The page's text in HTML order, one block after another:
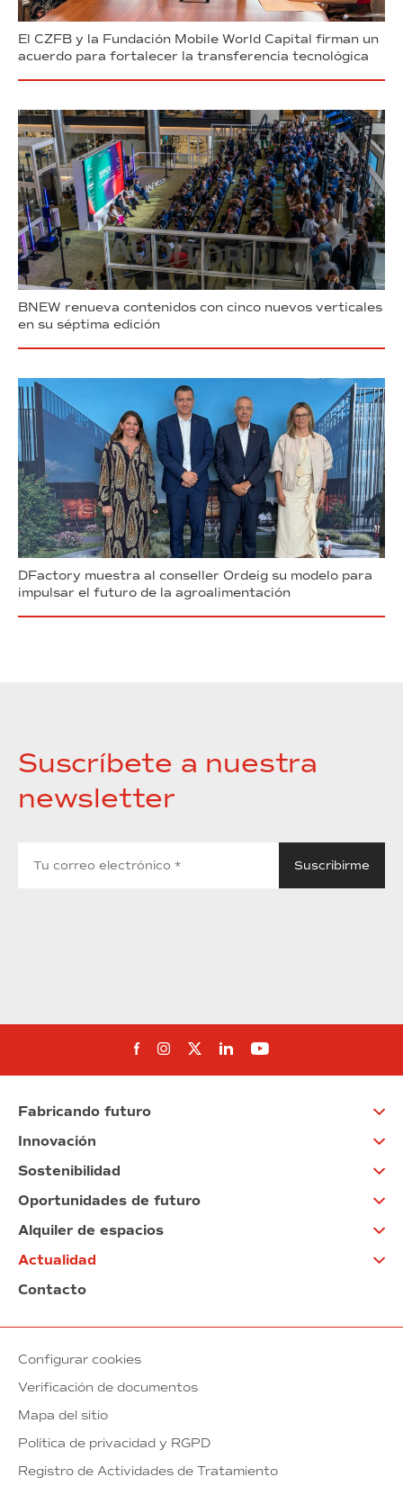
El CZFB y la Fundación Mobile World Capital firman un
acuerdo para fortalecer la transferencia tecnológica
BNEW renueva contenidos con cinco nuevos verticales
en su séptima edición
DFactory muestra al conseller Ordeig su modelo para
impulsar el futuro de la agroalimentación
Suscríbete a nuestra
newsletter
Síguenos en Facebook
Síguenos en Instagram
Síguenos en Twitter
Síguenos en Linkedin
Síguenos en
Fabricando futuro
Innovación
Sostenibilidad
Oportunidades de futuro
Alquiler de espacios
Actualidad
Contacto
Configurar cookies
Verificación de documentos
Mapa del sitio
Política de privacidad y RGPD
Registro de Actividades de Tratamiento